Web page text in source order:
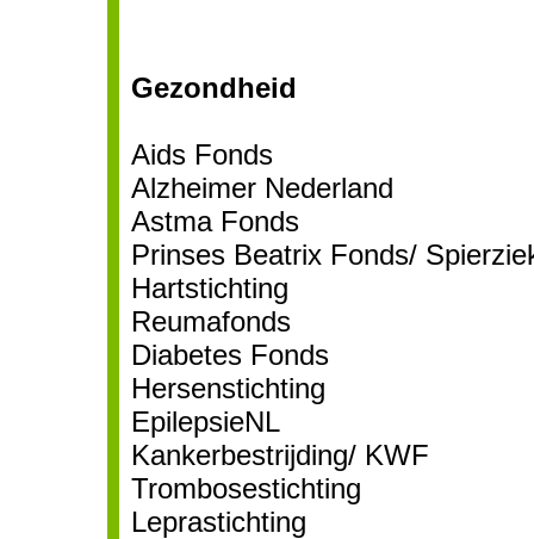
Gezondheid
Aids Fonds
Alzheimer Nederland
Astma Fonds
Prinses Beatrix Fonds/
Hartstichting
Reumafonds
Diabetes Fonds
Hersenstichting
EpilepsieNL
Kankerbestrijding/ KWF
Trombosestichting
Leprastichting